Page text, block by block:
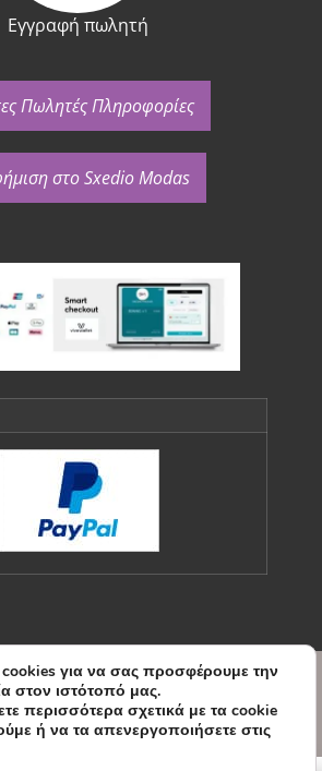
Εγγραφή πωλητή
Πωλητές Πληροφορίες
στο Sxedio Modas
2026.
by
για να σας προσφέρουμε την
στον ιστότοπό μας.
περισσότερα σχετικά με τα cookie
ή να τα απενεργοποιήσετε στις